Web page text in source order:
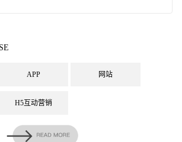
APP 网站
H5互动营销